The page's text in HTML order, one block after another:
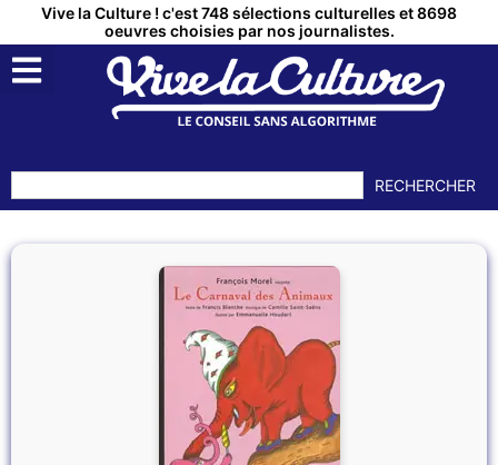
Vive la Culture ! c'est 748 sélections culturelles et 8698
oeuvres choisies par nos journalistes.
RECHERCHER